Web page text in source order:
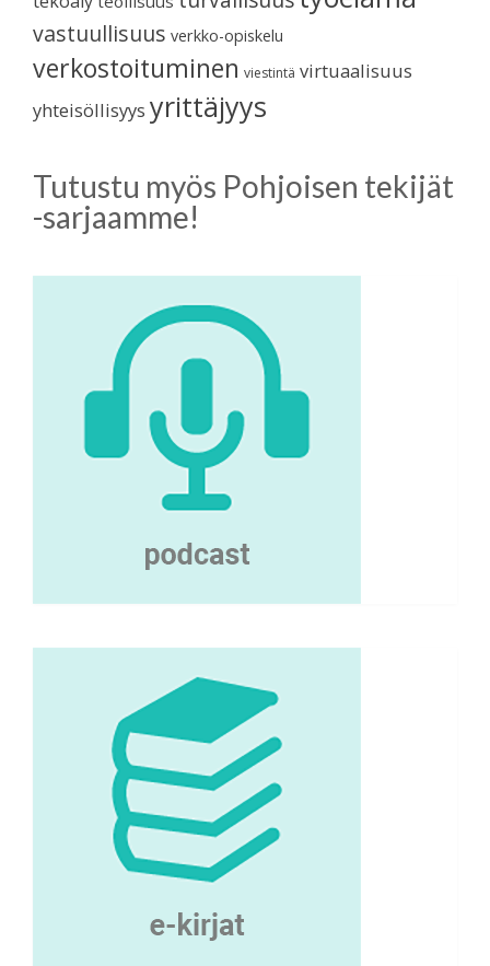
vastuullisuus verkko-opiskelu
verkostoituminen viestintä virtuaalisuus
yhteisöllisyys yrittäjyys
Tutustu myös Pohjoisen tekijät
-sarjaamme!